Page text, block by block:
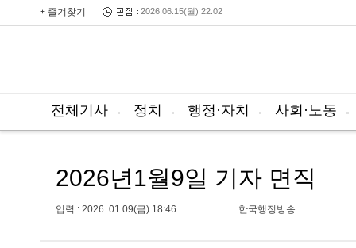
+ 즐겨찾기 2026.06.15(월) 22:02
전체기사 정치 행정·자치 사회·노동
2026년1월9일 기자 면직
입력 : 2026. 01.09(금) 18:46 한국행정방송